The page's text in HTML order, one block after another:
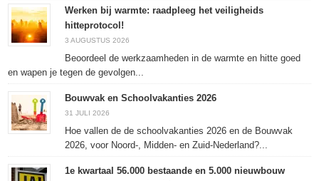
een
nieuw
venster
geopend)
een
nieuw
venster
geopend)
een
nieuw
venster
geopend)
nieuw
Werken bij warmte: raadpleeg het veiligheids
hitteprotocol!
3 AUGUSTUS 2026
Beoordeel de werkzaamheden in de warmte en hitte goed
en wapen je tegen de gevolgen...
Bouwvak en Schoolvakanties 2026
31 JULI 2026
Hoe vallen de de schoolvakanties 2026 en de Bouwvak
2026, voor Noord-, Midden- en Zuid-Nederland?...
1e kwartaal 56.000 bestaande en 5.000 nieuwbouw